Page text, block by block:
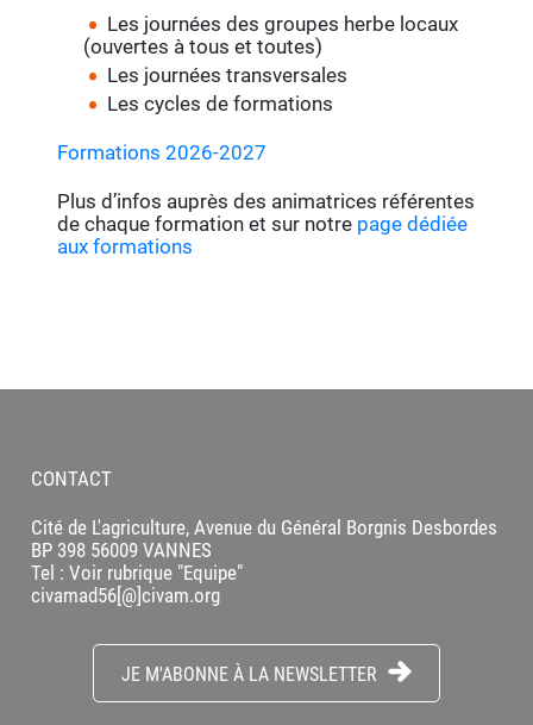
Les journées des groupes herbe locaux
(ouvertes à tous et toutes)
Les journées transversales
Les cycles de formations
Formations 2026-2027
Plus d’infos auprès des animatrices référentes
de chaque formation et sur notre page dédiée
aux formations
CONTACT
Cité de L'agriculture, Avenue du Général Borgnis Desbordes
BP 398 56009 VANNES
Tel : Voir rubrique "Equipe"
civamad56[@]civam.org
JE M'ABONNE À LA NEWSLETTER